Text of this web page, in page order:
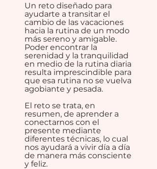
Un reto diseñado para
ayudarte a transitar el
cambio de las vacaciones
hacia la rutina de un modo
más sereno y amigable.
Poder encontrar la
serenidad y la tranquilidad
en medio de la rutina diaria
resulta imprescindible para
que esa rutina no se vuelva
agobiante y pesada.
El reto se trata, en
resumen, de aprender a
conectarnos con el
presente mediante
diferentes técnicas, lo cual
nos ayudará a vivir día a día
de manera más consciente
y feliz.